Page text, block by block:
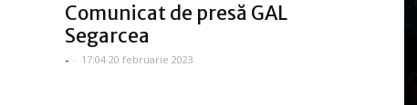
Comunicat de presă GAL
Segarcea
- - 17:04 20 februarie 2023